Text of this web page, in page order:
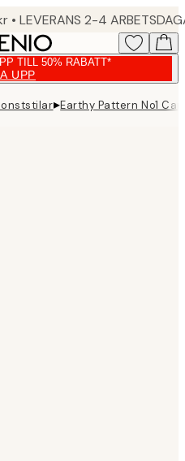
• LEVERANS 2-4
TILL 50% RABATT*
UPP
▸Earthy Pattern No1